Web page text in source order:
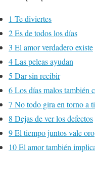
1 Te diviertes
2Es de todos los días
3 El amor verdadero existe
4Las peleas ayudan
5 Dar sin recibir
6Los días malos también
7 No todo gira en torno a ti
8 Dejas de ver los defectos
9El tiempo juntos vale oro
10El amor también